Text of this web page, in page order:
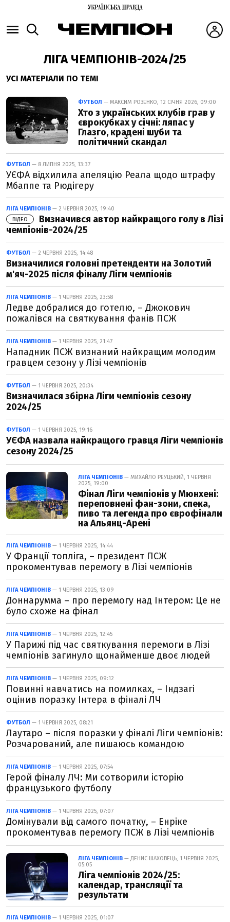
ЛІГА ЧЕМПІОНІВ-2024/25
УСІ МАТЕРІАЛИ ПО ТЕМІ
ФУТБОЛ — МАКСИМ РОЗЕНКО, 12 СІЧНЯ 2026, 09:00
Хто з українських клубів грав у
єврокубках у січні: ляпас у
Глазго, крадені шуби та
політичний скандал
ФУТБОЛ — 8 ЛИПНЯ 2025, 13:37
УЄФА відхилила апеляцію Реала щодо штрафу
Мбаппе та Рюдігеру
ЛІГА ЧЕМПІОНІВ — 2 ЧЕРВНЯ 2025, 19:40
ВІДЕО
Визначився автор найкращого голу в Лізі
чемпіонів-2024/25
ФУТБОЛ — 2 ЧЕРВНЯ 2025, 14:48
Визначилися головні претенденти на Золотий
м'яч-2025 після фіналу Ліги чемпіонів
ЛІГА ЧЕМПІОНІВ — 1 ЧЕРВНЯ 2025, 23:58
Ледве добралися до готелю, – Джокович
пожалівся на святкування фанів ПСЖ
ЛІГА ЧЕМПІОНІВ — 1 ЧЕРВНЯ 2025, 21:47
Нападник ПСЖ визнаний найкращим молодим
гравцем сезону у Лізі чемпіонів
ФУТБОЛ — 1 ЧЕРВНЯ 2025, 20:34
Визначилася збірна Ліги чемпіонів сезону
2024/25
ФУТБОЛ — 1 ЧЕРВНЯ 2025, 19:16
УЄФА назвала найкращого гравця Ліги чемпіонів
сезону 2024/25
ЛІГА ЧЕМПІОНІВ — МИХАЙЛО РЕУЦЬКИЙ, 1 ЧЕРВНЯ
2025, 19:00
Фінал Ліги чемпіонів у Мюнхені:
переповнені фан-зони, спека,
пиво та легенда про єврофінали
на Альянц-Арені
ЛІГА ЧЕМПІОНІВ — 1 ЧЕРВНЯ 2025, 14:44
У Франції топліга, – президент ПСЖ
прокоментував перемогу в Лізі чемпіонів
ЛІГА ЧЕМПІОНІВ — 1 ЧЕРВНЯ 2025, 13:09
Доннарумма – про перемогу над Інтером: Це не
було схоже на фінал
ЛІГА ЧЕМПІОНІВ — 1 ЧЕРВНЯ 2025, 12:45
У Парижі під час святкування перемоги в Лізі
чемпіонів загинуло щонайменше двоє людей
ЛІГА ЧЕМПІОНІВ — 1 ЧЕРВНЯ 2025, 09:12
Повинні навчатись на помилках, – Індзагі
оцінив поразку Інтера в фіналі ЛЧ
ФУТБОЛ — 1 ЧЕРВНЯ 2025, 08:21
Лаутаро – після поразки у фіналі Ліги чемпіонів:
Розчарований, але пишаюсь командою
ЛІГА ЧЕМПІОНІВ — 1 ЧЕРВНЯ 2025, 07:54
Герой фіналу ЛЧ: Ми сотворили історію
французького футболу
ЛІГА ЧЕМПІОНІВ — 1 ЧЕРВНЯ 2025, 07:07
Домінували від самого початку, – Енріке
прокоментував перемогу ПСЖ в Лізі чемпіонів
ЛІГА ЧЕМПІОНІВ — ДЕНИС ШАХОВЕЦЬ, 1 ЧЕРВНЯ 2025,
05:05
Ліга чемпіонів 2024/25:
календар, трансляції та
результати
ЛІГА ЧЕМПІОНІВ — 1 ЧЕРВНЯ 2025, 01:07